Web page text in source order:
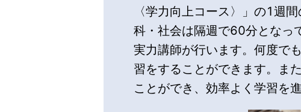
〈学力向上コース〉」の1週
科・社会は隔週で60分となっ
実力講師が行います。何度で
習をすることができます。ま
ことができ、効率よく学習を